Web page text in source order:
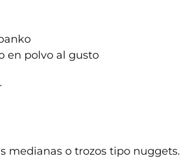
en polvo al gusto
medianas o trozos tipo nuggets.